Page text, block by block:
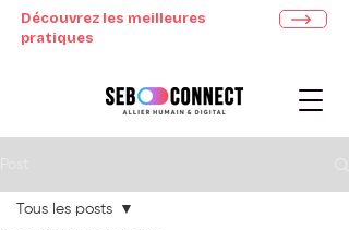
Découvrez les meilleures
pratiques
Tous les posts